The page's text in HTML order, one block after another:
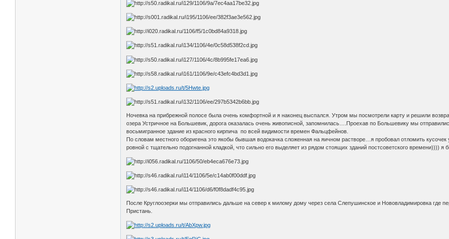
Ночевка на прибрежной полосе была очень комфортной и я наконец выспался. Утром мы посмотрели карту и решили
озера Устричное на Большевик, дорога оказалась очень живописной, запомнилась….Проехав по Большевику мы
восьмигранное здание из красного кирпича по всей видимости времен Фальцфейнов.
По словам местного оборигена это якобы бывшая водокачка сложенная на яичном растворе…я пробовал отломить
ровной с тщательно подогнанной кладкой, что сильно его выделяет из рядом стоящих зданий постсоветского времени)))) я
После Круглоозерки мы отправились дальше на север к милому дому через села Слепушинское и Нововладимировка где
Пристань.